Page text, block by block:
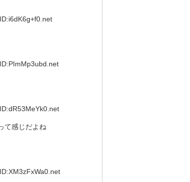
て感じだよね